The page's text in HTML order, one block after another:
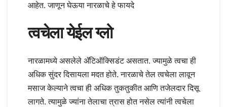
आहेत. जाणून घेऊया नारळाचे हे फायदे
त्वचेला येईल ग्लो
नारळामध्ये असलेले ॲटिऑक्सिडंट असतात. ज्यामुळे त्वचा ही
अधिक सुंदर दिसायला मदत होते. नारळाचे तेल त्वचेला लावून
मसाज केल्याने त्वचा ही अधिक तुकतुकीत आणि तजेलदार दिसू
लागते. त्यामुळे ज्यांना तेलाचा त्रास होत नसेल त्यांनी त्वचेला